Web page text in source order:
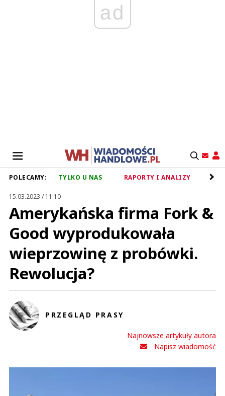
ad
POLECAMY: TYLKO U NAS RAPORTY I ANALIZY
15.03.2023 / 11:10
Amerykańska firma Fork &
Good wyprodukowała
wieprzowinę z probówki.
Rewolucja?
PRZEGLĄD PRASY
Najnowsze artykuły autora
Napisz wiadomość